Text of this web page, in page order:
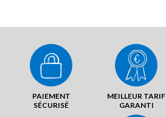
PAIEMENT
SÉCURISÉ
MEILLEUR TARIF
GARANTI